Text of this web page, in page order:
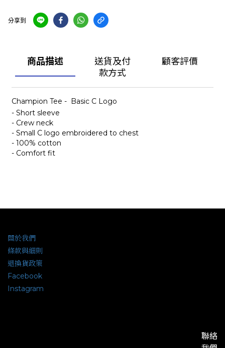
分享到
商品描述
送貨及付
款方式
顧客評價
Champion Tee - Basic C Logo
- Short sleeve
- Crew neck
- Small C logo embroidered to chest
- 100% cotton
- Comfort fit
關於我們
條款與細則
退換貨政策
Facebook
Instagram
聯絡